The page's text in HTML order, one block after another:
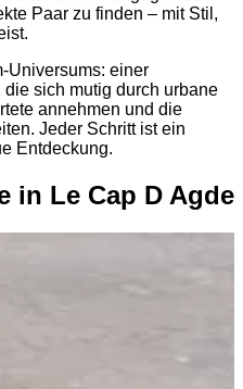
Paar zu finden – mit Stil,
Universums: einer
sich mutig durch urbane
annehmen und die
Jeder Schritt ist ein
Entdeckung.
in Le Cap D Agde